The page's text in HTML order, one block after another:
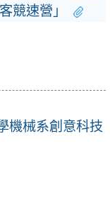
競速營」
機械系創意科技